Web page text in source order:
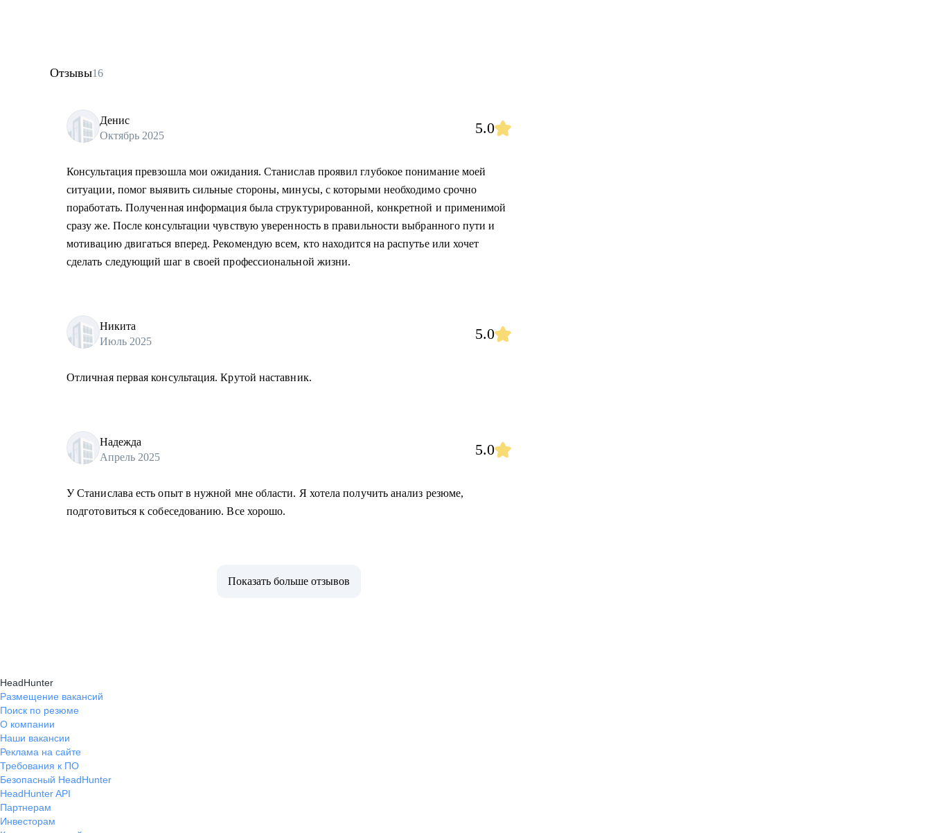
Отзывы16
Денис
Октябрь 2025
5.0
Консультация превзошла мои ожидания. Станислав проявил глубокое понимание моей
ситуации, помог выявить сильные стороны, минусы, c которыми необходимо срочно
поработать. Полученная информация была структурированной, конкретной и применимой
сразу же. После консультации чувствую уверенность в правильности выбранного пути и
мотивацию двигаться вперед. Рекомендую всем, кто находится на распутье или хочет
сделать следующий шаг в своей профессиональной жизни.
Никита
Июль 2025
5.0
Отличная первая консультация. Крутой наставник.
Надежда
Апрель 2025
5.0
У Станислава есть опыт в нужной мне области. Я хотела получить анализ резюме,
подготовиться к собеседованию. Все хорошо.
Показать больше отзывов
HeadHunter
Размещение вакансий
Поиск по резюме
О компании
Наши вакансии
Реклама на сайте
Требования к ПО
Безопасный HeadHunter
HeadHunter API
Партнерам
Инвесторам